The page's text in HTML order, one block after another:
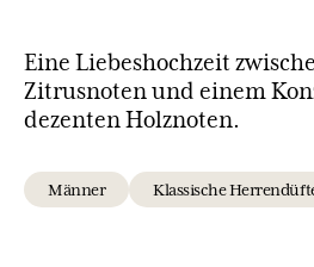
Eine Liebeshochzeit
Zitrusnoten und einem
dezenten Holznoten.
Männer Klassische